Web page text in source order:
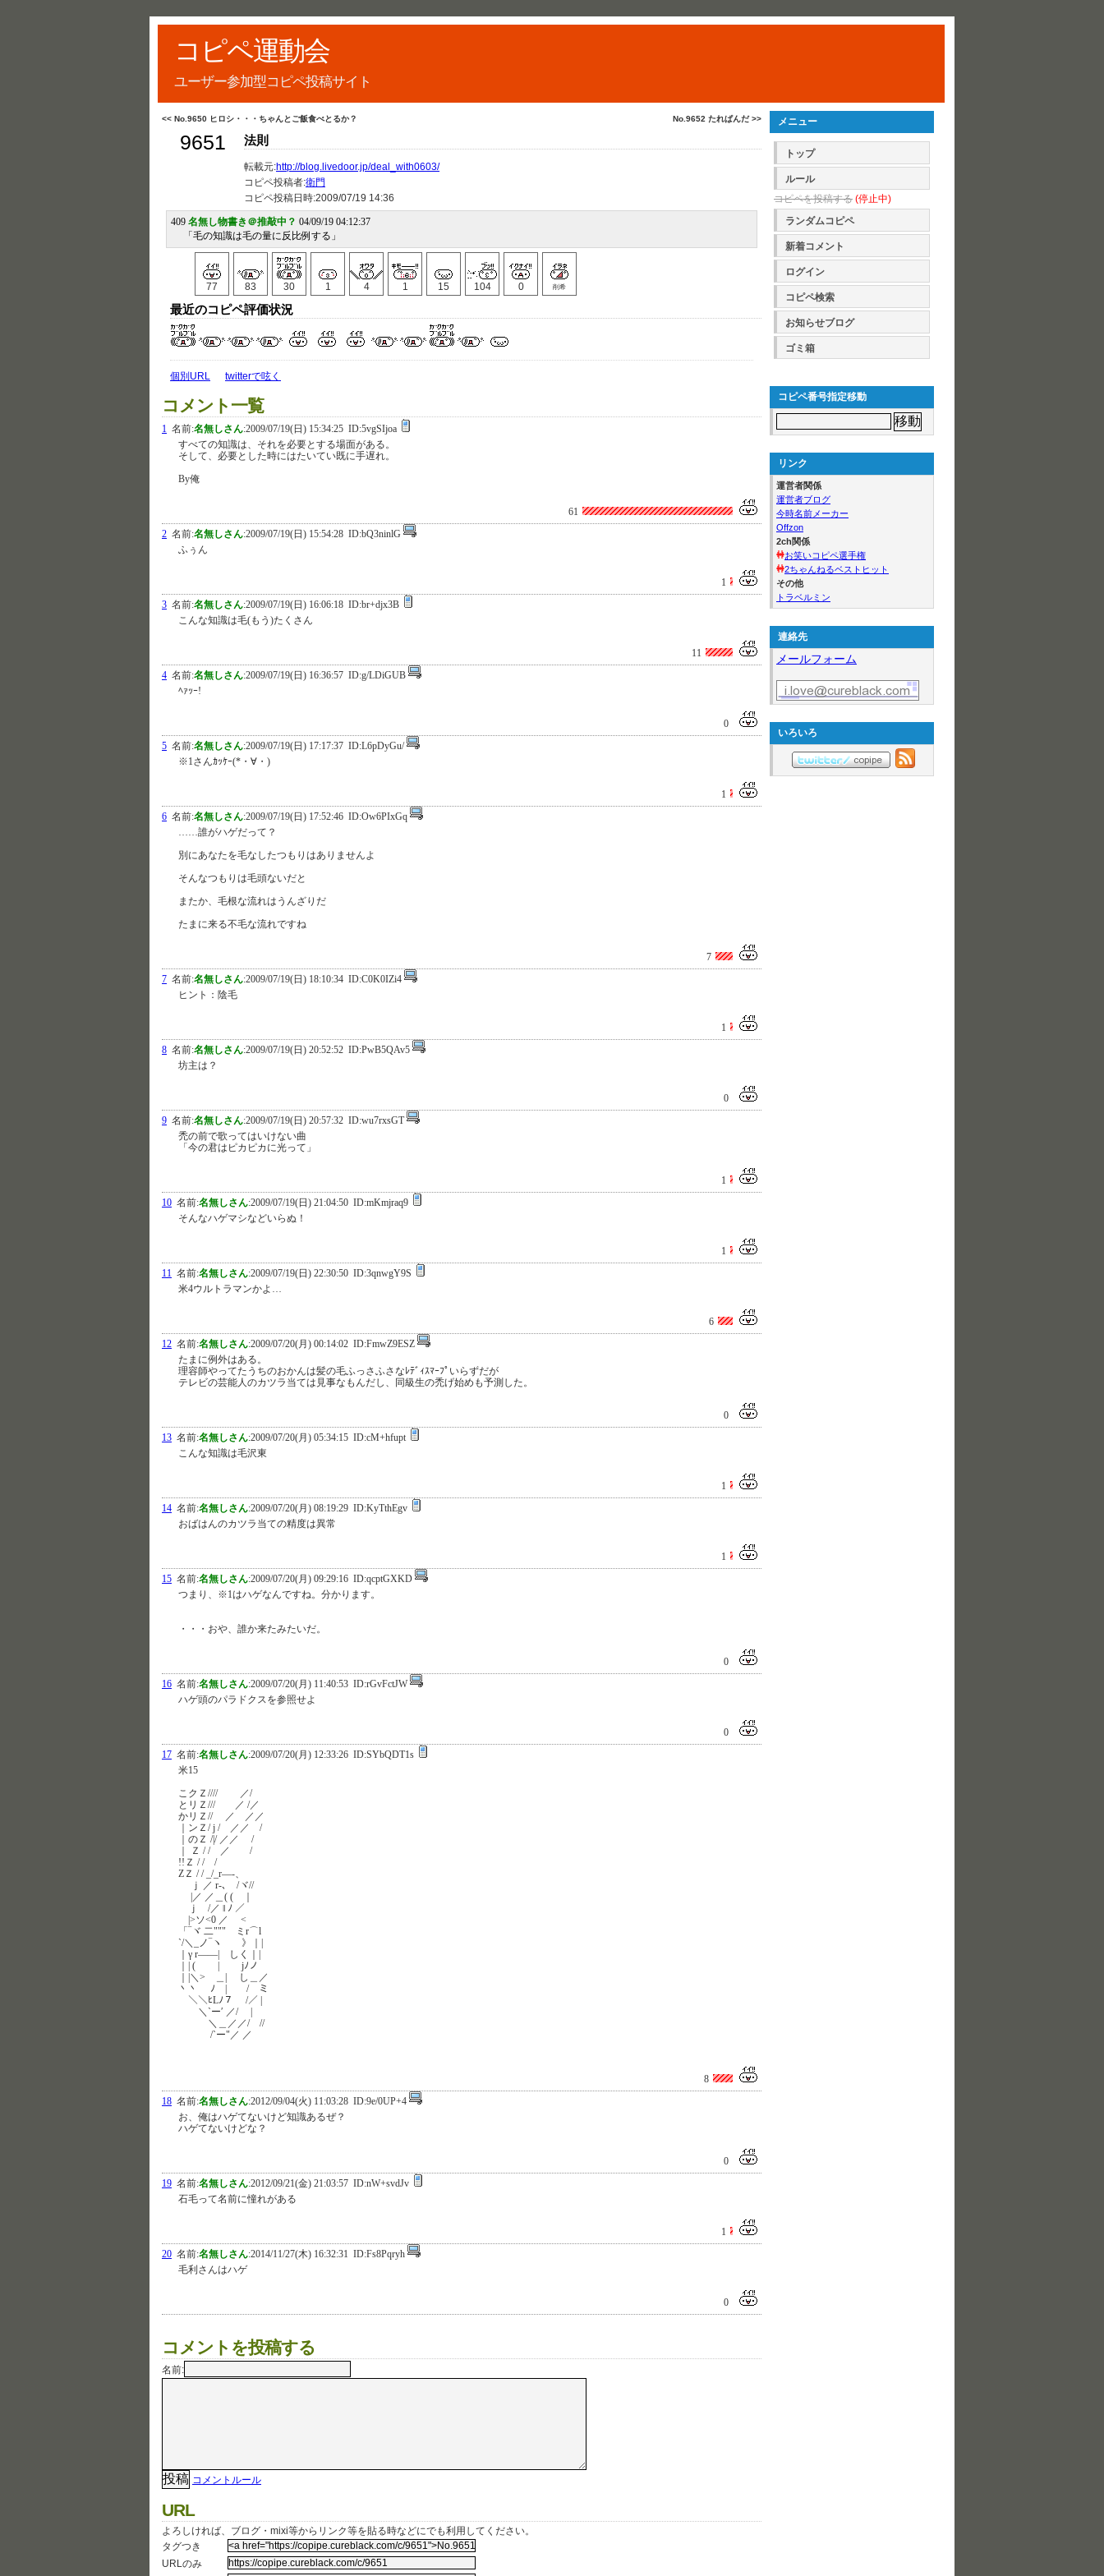
コピペ運動会
ユーザー参加型コピペ投稿サイト
No.9652 たれぱんだ >>
<< No.9650 ヒロシ・・・ちゃんとご飯食べとるか？
9651 法則
転載元:http://blog.livedoor.jp/deal_with0603/
コピペ投稿者:衛門
コピペ投稿日時:2009/07/19 14:36
409 名無し物書き＠推敲中？ 04/09/19 04:12:37
「毛の知識は毛の量に反比例する」
77 83 30 1 4 1 15 104 0 削希
最近のコピペ評価状況
個別URL twitterで呟く
コメント一覧
1 名前:名無しさん:2009/07/19(日) 15:34:25 ID:5vgSIjoa
すべての知識は、それを必要とする場面がある。
そして、必要とした時にはたいてい既に手遅れ。
By俺
61
2 名前:名無しさん:2009/07/19(日) 15:54:28 ID:bQ3ninlG
ふぅん
1
3 名前:名無しさん:2009/07/19(日) 16:06:18 ID:br+djx3B
こんな知識は毛(もう)たくさん
11
4 名前:名無しさん:2009/07/19(日) 16:36:57 ID:g/LDiGUB
ﾍｧｯｰ!
0
5 名前:名無しさん:2009/07/19(日) 17:17:37 ID:L6pDyGu/
※1さんｶｯｹｰ(*・∀・)
1
6 名前:名無しさん:2009/07/19(日) 17:52:46 ID:Ow6PIxGq
……誰がハゲだって？
別にあなたを毛なしたつもりはありませんよ
そんなつもりは毛頭ないだと
またか、毛根な流れはうんざりだ
たまに来る不毛な流れですね
7
7 名前:名無しさん:2009/07/19(日) 18:10:34 ID:C0K0IZi4
ヒント：陰毛
1
8 名前:名無しさん:2009/07/19(日) 20:52:52 ID:PwB5QAv5
坊主は？
0
9 名前:名無しさん:2009/07/19(日) 20:57:32 ID:wu7rxsGT
禿の前で歌ってはいけない曲
「今の君はピカピカに光って」
1
10 名前:名無しさん:2009/07/19(日) 21:04:50 ID:mKmjraq9
そんなハゲマシなどいらぬ！
1
11 名前:名無しさん:2009/07/19(日) 22:30:50 ID:3qnwgY9S
米4ウルトラマンかよ…
6
12 名前:名無しさん:2009/07/20(月) 00:14:02 ID:FmwZ9ESZ
たまに例外はある。
理容師やってたうちのおかんは髪の毛ふっさふさなﾚﾃﾞｨｽﾏｰﾌﾟいらずだが
テレビの芸能人のカツラ当ては見事なもんだし、同級生の禿げ始めも予測した。
0
13 名前:名無しさん:2009/07/20(月) 05:34:15 ID:cM+hfupt
こんな知識は毛沢東
1
14 名前:名無しさん:2009/07/20(月) 08:19:29 ID:KyTthEgv
おばはんのカツラ当ての精度は異常
1
15 名前:名無しさん:2009/07/20(月) 09:29:16 ID:qcptGXKD
つまり、※1はハゲなんですね。分かります。
・・・おや、誰か来たみたいだ。
0
16 名前:名無しさん:2009/07/20(月) 11:40:53 ID:rGvFctJW
ハゲ頭のパラドクスを参照せよ
0
17 名前:名無しさん:2009/07/20(月) 12:33:26 ID:SYbQDT1s
米15
こクＺ//// ／/
とリＺ/// ／ /／
かリＺ// ／ ／／
｜ンＺ/ j / ／／ /
｜のＺ /|/ ／／ /
｜ Ｚ / / ／ /
!!Ｚ / / /
ZＺ / / _/_r—-、
ｊ ／ r-､ /ヾ//
|／ ／＿( ( ｜
ｊ /／ ‖ ﾉ ／
|>ソ<0 ／ <
「‾ヾ 二""" ミr⌒l
`/＼_ノ‾ヽ 》｜|
｜γ r——| しく｜|
｜| ( | jﾉノ
｜|＼> ＿| し＿／
丶丶 ﾉ | / ミ
＼＼ﾋLﾉ７ /／ |
＼`ー′ ／/ |
＼＿／／/ //
/`ー"／ ／
8
18 名前:名無しさん:2012/09/04(火) 11:03:28 ID:9e/0UP+4
お、俺はハゲてないけど知識あるぜ？
ハゲてないけどな？
0
19 名前:名無しさん:2012/09/21(金) 21:03:57 ID:nW+svdJv
石毛って名前に憧れがある
1
20 名前:名無しさん:2014/11/27(木) 16:32:31 ID:Fs8Pqryh
毛利さんはハゲ
0
コメントを投稿する
名前:
コメントルール
URL
よろしければ、ブログ・mixi等からリンク等を貼る時などにでも利用してください。
タグつき
URLのみ
メニュー
トップ
ルール
コピペを投稿する (停止中)
ランダムコピペ
新着コメント
ログイン
コピペ検索
お知らせブログ
ゴミ箱
コピペ番号指定移動
リンク
運営者関係
運営者ブログ
今時名前メーカー
Offzon
2ch関係
お笑いコピペ選手権
2ちゃんねるベストヒット
その他
トラベルミン
連絡先
メールフォーム
いろいろ